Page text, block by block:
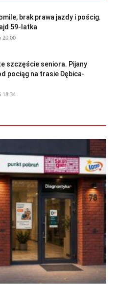
brak prawa jazdy i pościg.
59-latka
20:00
szczęście seniora. Pijany
pociąg na trasie Dębica-
18:34